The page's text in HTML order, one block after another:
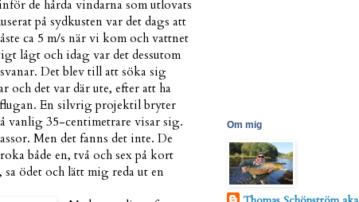
de hårda vindarna som utlovats
på sydkusten var det dags att
ca 5 m/s när vi kom och vattnet
lågt och idag var det dessutom
Det blev till att söka sig
och det var där ute, efter att ha
En silvrig projektil bryter
vanlig 35-centimetrare visar sig.
Men det fanns det inte. De
både en, två och sex på kort
ödet och lätt mig reda ut en
Om mig